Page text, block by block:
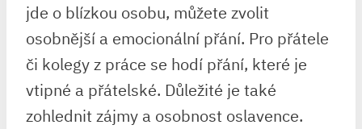
jde o blízkou osobu, můžete zvolit
osobnější a emocionální přání. Pro přátele
či kolegy z práce se hodí přání, které je
vtipné a přátelské. Důležité je také
zohlednit zájmy a osobnost oslavence.